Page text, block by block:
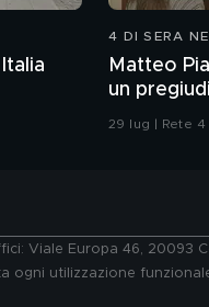
4 DI SERA
Matteo
un
confronti
29 lug | Rete 4
Viale Europa 46, 20093
utilizzazione